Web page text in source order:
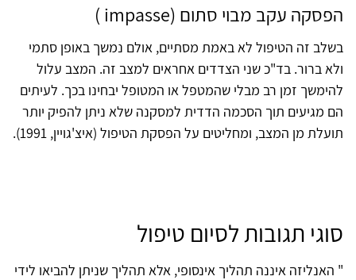
הפסקה עקב מבוי סתום (impasse )
בשלב זה הטיפול לא באמת מסתיים, אולם נמשך באופן סתמי
ולא ברור. בד"כ שני הצדדים אחראים למצב זה. המצב עלול
להימשך זמן רב מבלי שהמטפל או המטופל יבחינו בכך. לעיתים
הם מגיעים תוך הסכמה הדדית למסקנה שלא ניתן להפיק יותר
תועלת מן המצב, ומחליטים על הפסקת הטיפול (איצ'גויין, 1991).
סוגי תגובות לסיום טיפול
" האנליזה איננה תהליך אינסופי, אלא תהליך שניתן להביאו לידי